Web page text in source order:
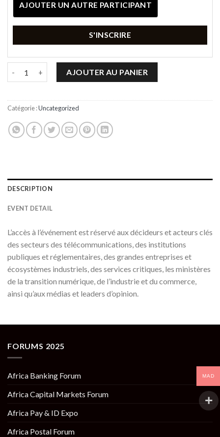
AJOUTER UN AUTRE PARTICIPANT
S'INSCRIRE
AJOUTER AU PANIER
Catégorie :Uncategorized
DESCRIPTION
EVENT DETAIL
L’accès à l’événement est réservé aux décideurs et acteurs clés
des secteurs des télécommunications, des institutions
publiques et réglementaires, des grandes entreprises et
écosystèmes industriels, des services critiques, les ministères
de la transition numérique, de l’industrie et du commerce,
ainsi qu’aux médias et leaders d’opinion.
FORUMS 2025
Africa Banking Forum
Africa Capital Markets Forum
Africa Pay & ID Expo
Africa Postal Forum
MAD